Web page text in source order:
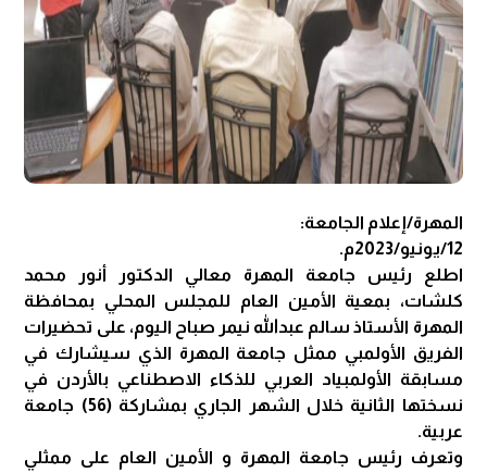
المهرة/إعلام الجامعة:
12/يونيو/2023م.
اطلع رئيس جامعة المهرة معالي الدكتور أنور محمد
كلشات، بمعية الأمين العام للمجلس المحلي بمحافظة
المهرة الأستاذ سالم عبدالله نيمر صباح اليوم، على تحضيرات
الفريق الأولمبي ممثل جامعة المهرة الذي سيشارك في
مسابقة الأولمبياد العربي للذكاء الاصطناعي بالأردن في
نسختها الثانية خلال الشهر الجاري بمشاركة (56) جامعة
عربية.
وتعرف رئيس جامعة المهرة و الأمين العام على ممثلي